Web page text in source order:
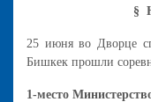
§
25 июня во Дворце
Бишкек прошли
1-место